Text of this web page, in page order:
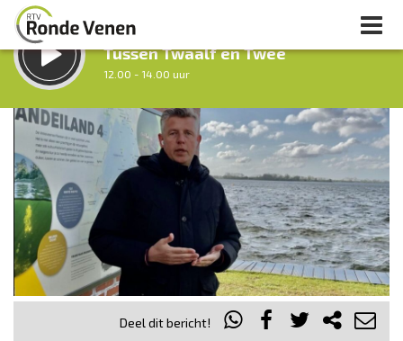
LUISTER LIVE:
Tussen Twaalf en Twee
12.00 - 14.00 uur
STRAKS:
Middag Venen
14.00 - 18.00 uur
Vorig uur
uur 1 van 0
Inklappen
Deel dit bericht!